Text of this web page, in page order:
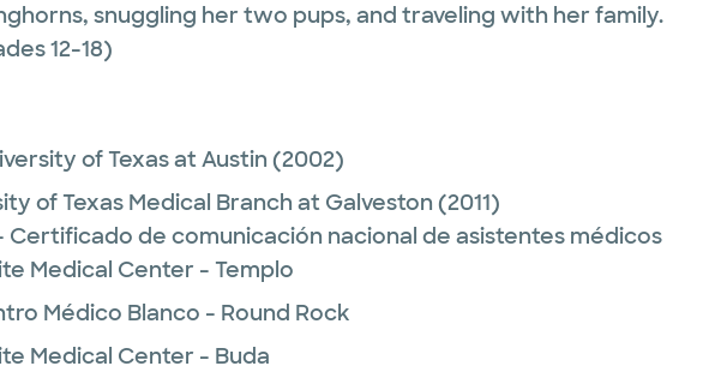
snuggling her two pups, and traveling with her family.
12-18)
of Texas at Austin (2002)
of Texas Medical Branch at Galveston (2011)
de comunicación nacional de asistentes médicos
Medical Center - Templo
Médico Blanco - Round Rock
Medical Center - Buda